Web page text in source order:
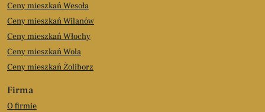
Ceny mieszkań Wesoła
Ceny mieszkań Wilanów
Ceny mieszkań Włochy
Ceny mieszkań Wola
Ceny mieszkań Żoliborz
Firma
O firmie